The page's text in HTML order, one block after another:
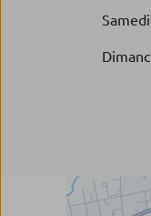
Samedi